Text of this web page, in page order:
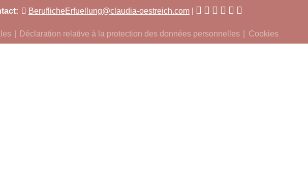
BeruflicheErfuellung@claudia-oestreich.com
Déclaration relative à la protection des données personnelles Cookies